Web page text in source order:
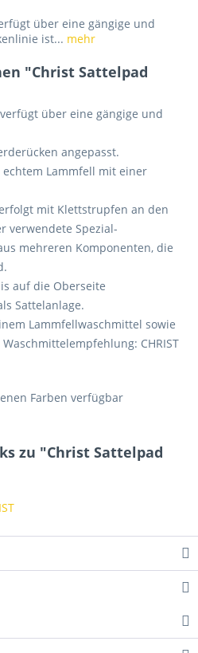
über eine gängige und
ist... mehr
"Christ Sattelpad
über eine gängige und
angepasst.
Lammfell mit einer
mit Klettstrupfen an den
verwendete Spezial-
mehreren Komponenten, die
auf die Oberseite
Sattelanlage.
Lammfellwaschmittel sowie
CHRIST
Farben verfügbar
zu "Christ Sattelpad